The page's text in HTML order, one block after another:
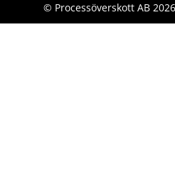
© Processöverskott AB